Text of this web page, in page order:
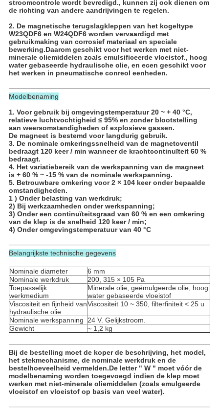
stroomcontrole wordt bevredigd., kunnen zij ook dienen om
de richting van andere aandrijvingen te regelen.
2. De magnetische terugslagkleppen van het kogeltype
W23QDF6 en W24QDF6 worden vervaardigd met
gebruikmaking van corrosief materiaal en speciale
bewerking.Daarom geschikt voor het werken met niet-
minerale oliemiddelen zoals emulsificeerde vloeistof., hoog
water gebaseerde hydraulische olie, en ecen geschikt voor
het werken in pneumatische conreol eenheden.
Modelbenaming
1. Voor gebruik bij omgevingstemperatuur 20 ~ + 40 °C,
relatieve luchtvochtigheid ≤ 95% en zonder blootstelling
aan weersomstandigheden of explosieve gassen.
De magneet is bestemd voor langdurig gebruik.
3. De nominale omkeringssnelheid van de magnetoventil
bedraagt 120 keer / min wanneer de krachtcontinuïteit 60 %
bedraagt.
4. Het variatiebereik van de werkspanning van de magneet
is + 60 % ~ -15 % van de nominale werkspanning.
5. Betrouwbare omkering voor 2 × 104 keer onder bepaalde
omstandigheden.
1 ) Onder belasting van werkdruk;
2) Bij werkzaamheden onder werkspanning;
3) Onder een continuïteitsgraad van 60 % en een omkering
van de klep is de snelheid 120 keer / min;
4) Onder omgevingstemperatuur van 40 °C
Belangrijkste technische gegevens
Nominale diameter
6 mm
Nominale werkdruk
200, 315 × 105 Pa
Toepasselijk
werkmedium
Minerale olie, geëmulgeerde olie, hoog
water gebaseerde vloeistof
Viscositeit en fijnheid van
hydraulische olie
Viscositeit 10 ~ 350, filterfiniteit < 25 u
Nominale werkspanning 24 V. Gelijkstroom.
Gewicht
~ 1,2 kg
Bij de bestelling moet de koper de beschrijving, het model,
het stekmechanisme, de nominale werkdruk en de
bestelhoeveelheid vermelden.De letter " W " moet vóór de
modelbenaming worden toegevoegd indien de klep moet
werken met niet-minerale oliemiddelen (zoals emulgeerde
vloeistof en vloeistof op basis van veel water).